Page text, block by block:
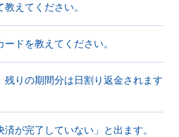
えてください。
ドを教えてください。
残りの期間分は日割り返金されます
が完了していない」と出ます。